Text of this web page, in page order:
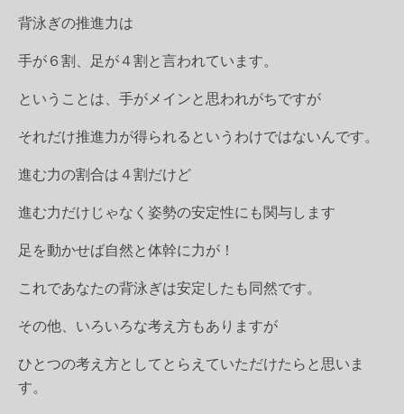
背泳ぎの推進力は
手が６割、足が４割と言われています。
ということは、手がメインと思われがちですが
それだけ推進力が得られるというわけではないんです。
進む力の割合は４割だけど
進む力だけじゃなく姿勢の安定性にも関与します
足を動かせば自然と体幹に力が！
これであなたの背泳ぎは安定したも同然です。
その他、いろいろな考え方もありますが
ひとつの考え方としてとらえていただけたらと思いま
す。